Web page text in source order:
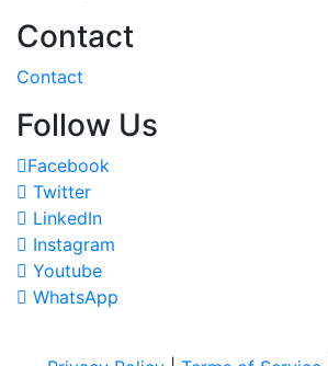
Contact
Contact
Follow Us
Facebook
Twitter
LinkedIn
Instagram
Youtube
WhatsApp